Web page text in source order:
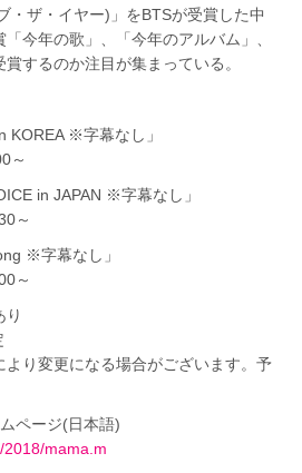
・ザ・イヤー)」をBTSが受賞した中
今年の歌」、「今年のアルバム」、
賞するのか注目が集まっている。
KOREA ※字幕なし」
～
in JAPAN ※字幕なし」
～
※字幕なし」
～
り
り変更になる場合がございます。予
ページ(日本語)
mama.m